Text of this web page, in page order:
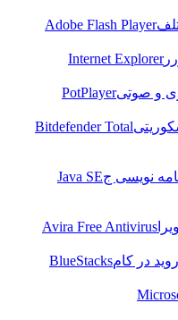
Adobe Flash Player
Internet Explorer
و صوتیPotPlayer
Bitdefender Total
نویسی ج Java SE
Avira Free Antivirus
در کامBlueStacks